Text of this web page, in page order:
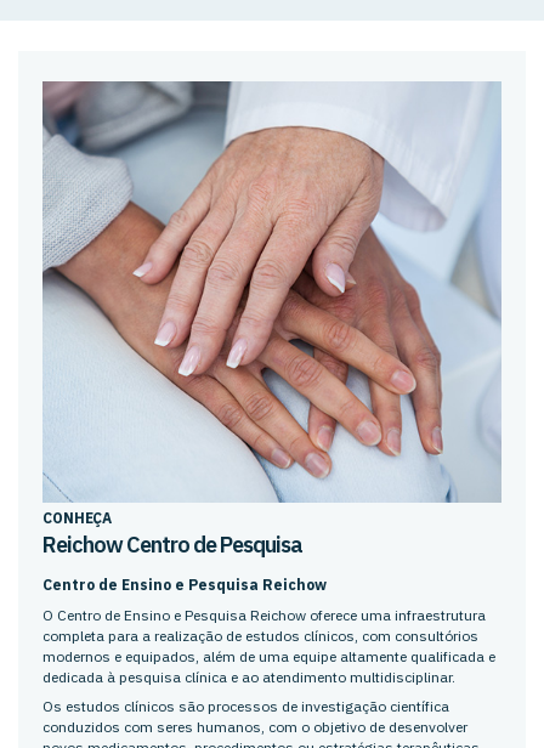
CONHEÇA
Reichow Centro de Pesquisa
Centro de Ensino e Pesquisa Reichow
O Centro de Ensino e Pesquisa Reichow oferece uma infraestrutura
completa para a realização de estudos clínicos, com consultórios
modernos e equipados, além de uma equipe altamente qualificada e
dedicada à pesquisa clínica e ao atendimento multidisciplinar.
Os estudos clínicos são processos de investigação científica
conduzidos com seres humanos, com o objetivo de desenvolver